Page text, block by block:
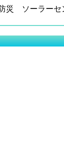
ソーラーセ